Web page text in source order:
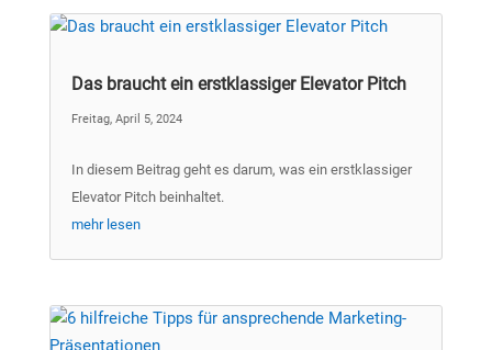
Das braucht ein erstklassiger Elevator Pitch
Freitag, April 5, 2024
In diesem Beitrag geht es darum, was ein erstklassiger
Elevator Pitch beinhaltet.
mehr lesen